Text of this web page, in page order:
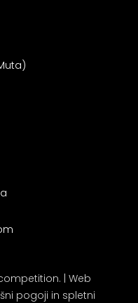
| Web
pogoji in spletni